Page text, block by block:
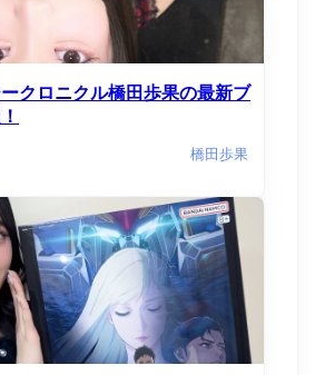
ークロニクル橋田歩果の最新ブ
橋田歩果